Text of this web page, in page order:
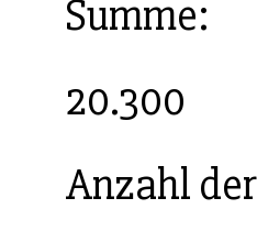
Summe:
20.300
Anzahl der